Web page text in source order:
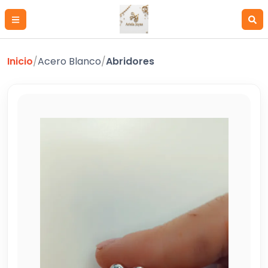
Inicio/Acero Blanco/Abridores